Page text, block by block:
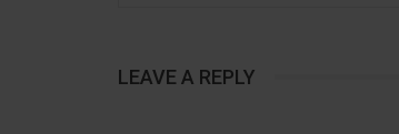
LEAVE A REPLY